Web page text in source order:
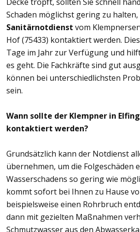
Decke tropft, sollten Sie schnell
Schaden möglichst gering zu
Sanitärnotdienst vom
Hof (75433) kontaktiert werden.
Tage im Jahr zur Verfügung und
es geht. Die Fachkräfte sind gut
können bei unterschiedlichsten
sein.
Wann sollte der Klempner in
kontaktiert werden?
Grundsätzlich kann der Notdienst
übernehmen, um die Folgeschäden
Wasserschadens so gering wie
kommt sofort bei Ihnen zu Hause
beispielsweise einen Rohrbruch
dann mit gezielten Maßnahmen
Schmutzwasser aus den